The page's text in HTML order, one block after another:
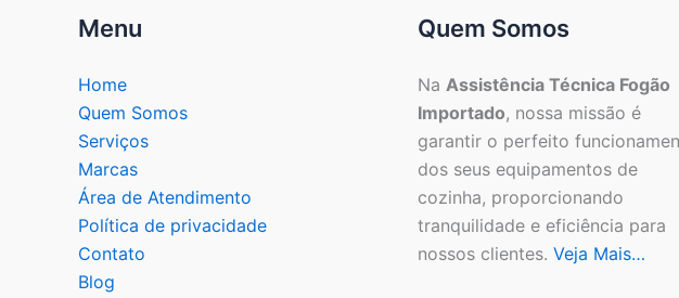
Menu
Home
Quem Somos
Serviços
Marcas
Área de Atendimento
Política de privacidade
Contato
Blog
Quem Somos
Na Assistência Técnica Fogão
Importado, nossa missão é
garantir o perfeito
dos seus equipamentos de
cozinha, proporcionando
tranquilidade e eficiência para
nossos clientes. Veja Mais…